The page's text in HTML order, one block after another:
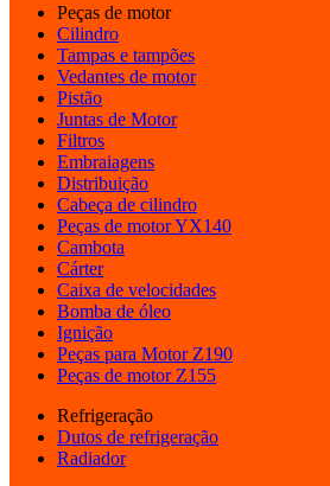
Peças de motor
Cilindro
Tampas e tampões
Vedantes de motor
Pistão
Juntas de Motor
Filtros
Embraiagens
Distribuição
Cabeça de cilindro
Peças de motor YX140
Cambota
Cárter
Caixa de velocidades
Bomba de óleo
Ignição
Peças para Motor Z190
Peças de motor Z155
Refrigeração
Dutos de refrigeração
Radiador